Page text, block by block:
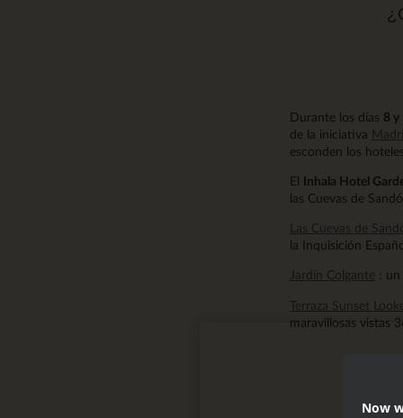
Durante los días 8 y
de la iniciativa
esconden los
El Inhala Hotel
las Cuevas de
Las Cuevas de
la Inquisición
Jardín Colgante :
Terraza Sunset
maravillosas vistas
Now